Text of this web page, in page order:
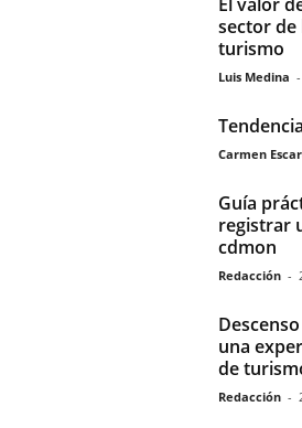
sector de
turismo
Luis Medina -
Carmen
Guía
registrar
cdmon
Redacción -
una
de
Redacción -